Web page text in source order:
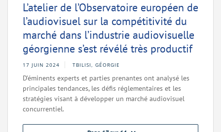
L’atelier de l’Observatoire européen de
l’audiovisuel sur la compétitivité du
marché dans l’industrie audiovisuelle
géorgienne s’est révélé très productif
17 JUIN 2024 TBILISI, GÉORGIE
D’éminents experts et parties prenantes ont analysé les
principales tendances, les défis réglementaires et les
stratégies visant à développer un marché audiovisuel
concurrentiel.